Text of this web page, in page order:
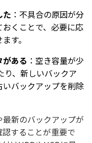
た ：不具合の原因が分
くことで、必要に応
す。
ある ：空き容量が少
り、新しいバックア
バックアップを削除
新のバックアップが
することが重要で